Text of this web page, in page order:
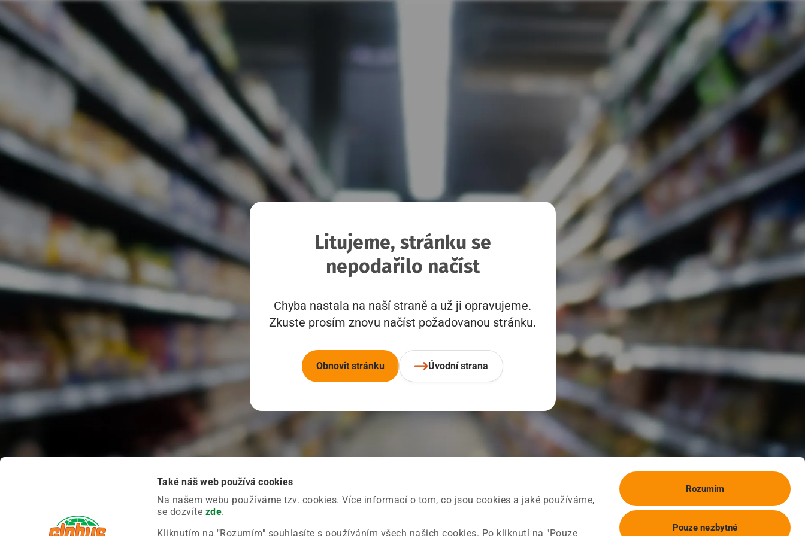
Také náš web používá cookies
Na našem webu používáme tzv. cookies. Více informací o tom, co jsou cookies a jaké používáme,
se dozvíte zde.
Kliknutím na "Rozumím" souhlasíte s používáním všech našich cookies. Po kliknutí na "Pouze
Rozumím
Pouze nezbytné
Litujeme, stránku se
nepodařilo načíst
Chyba nastala na naší straně a už ji opravujeme.
Zkuste prosím znovu načíst požadovanou stránku.
Obnovit stránku Úvodní strana